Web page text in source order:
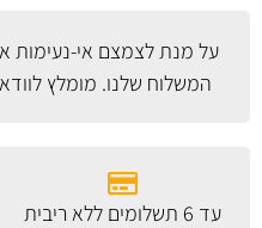
על מנת לצמצם אי-נעימות
המשלוח שלנו. מומלץ
עד 6 תשלומים ללא ריבית